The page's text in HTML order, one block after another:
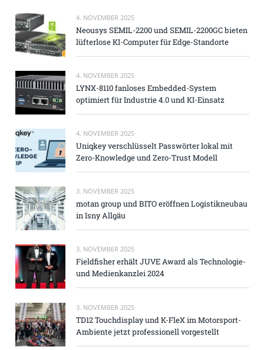
4. NOVEMBER 2025
Neousys SEMIL-2200 und SEMIL-2200GC bieten
lüfterlose KI-Computer für Edge-Standorte
4. NOVEMBER 2025
LYNX-8110 fanloses Embedded-System
optimiert für Industrie 4.0 und KI-Einsatz
4. NOVEMBER 2025
Uniqkey verschlüsselt Passwörter lokal mit
Zero-Knowledge und Zero-Trust Modell
3. NOVEMBER 2025
motan group und BITO eröffnen Logistikneubau
in Isny Allgäu
3. NOVEMBER 2025
Fieldfisher erhält JUVE Award als Technologie-
und Medienkanzlei 2024
3. NOVEMBER 2025
TD12 Touchdisplay und K-FleX im Motorsport-
Ambiente jetzt professionell vorgestellt